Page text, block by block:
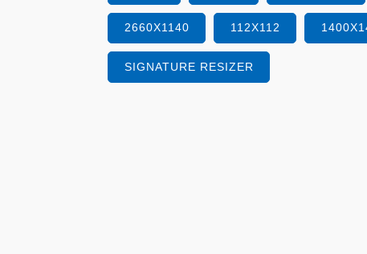
2660X1140 112X112
SIGNATURE RESIZER